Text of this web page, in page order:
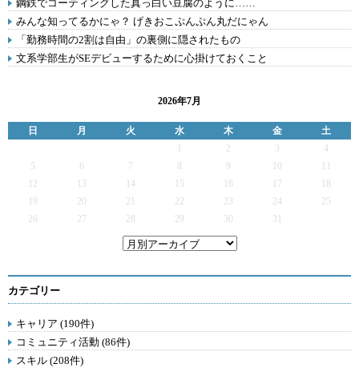
鋼鉄でコーティングした真っ白い豆腐のように……
みんな知ってるかにゃ？ げきおこぷんぷん丸だにゃん
「勤務時間の2割は自由」の裏側に隠されたもの
文系学部生がSEデビューするために心掛けておくこと
2026年7月
日 月 火 水 木 金
土
2 3
4
5
6 7 9
12
13 14 15 16 17
19
20 21 22 23 24
25
26
27 28 29 30 31
カテゴリー
キャリア (190件)
コミュニティ活動 (86件)
スキル (208件)